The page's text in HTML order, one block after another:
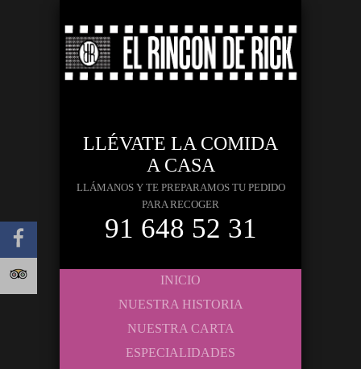
LLÉVATE LA COMIDA
A CASA
LLÁMANOS Y TE PREPARAMOS TU PEDIDO
PARA RECOGER
91 648 52 31
INICIO
NUESTRA HISTORIA
NUESTRA CARTA
ESPECIALIDADES